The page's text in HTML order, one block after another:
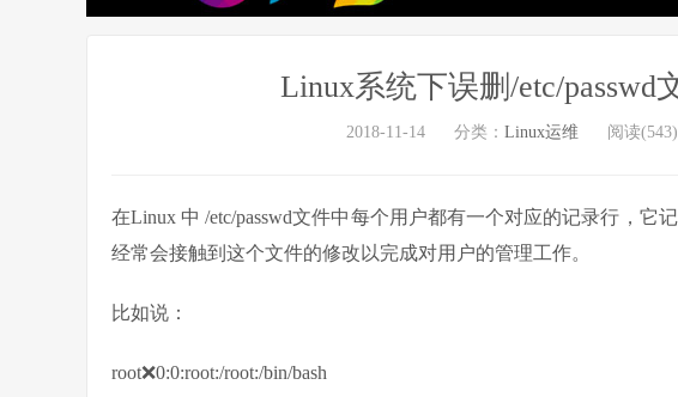
Linux系统下误删/etc/passwd
2018-11-14 分类： Linux运维 阅读(543)
在Linux 中 /etc/passwd文件中每个用户都有一个对应的记录行，它
经常会接触到这个文件的修改以完成对用户的管理工作。
比如说：
root❌0:0:root:/root:/bin/bash